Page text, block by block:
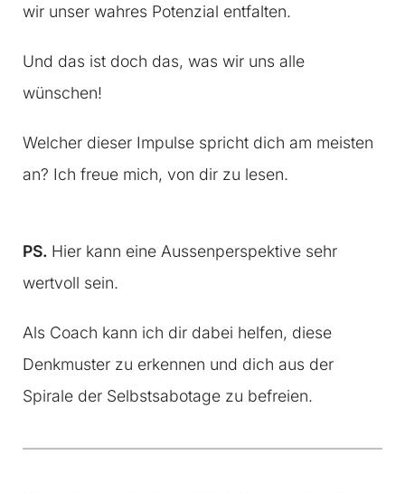
wir unser wahres Potenzial entfalten.
Und das ist doch das, was wir uns alle
wünschen!
Welcher dieser Impulse spricht dich am meisten
an? Ich freue mich, von dir zu lesen.
PS. Hier kann eine Aussenperspektive sehr
wertvoll sein.
Als Coach kann ich dir dabei helfen, diese
Denkmuster zu erkennen und dich aus der
Spirale der Selbstsabotage zu befreien.